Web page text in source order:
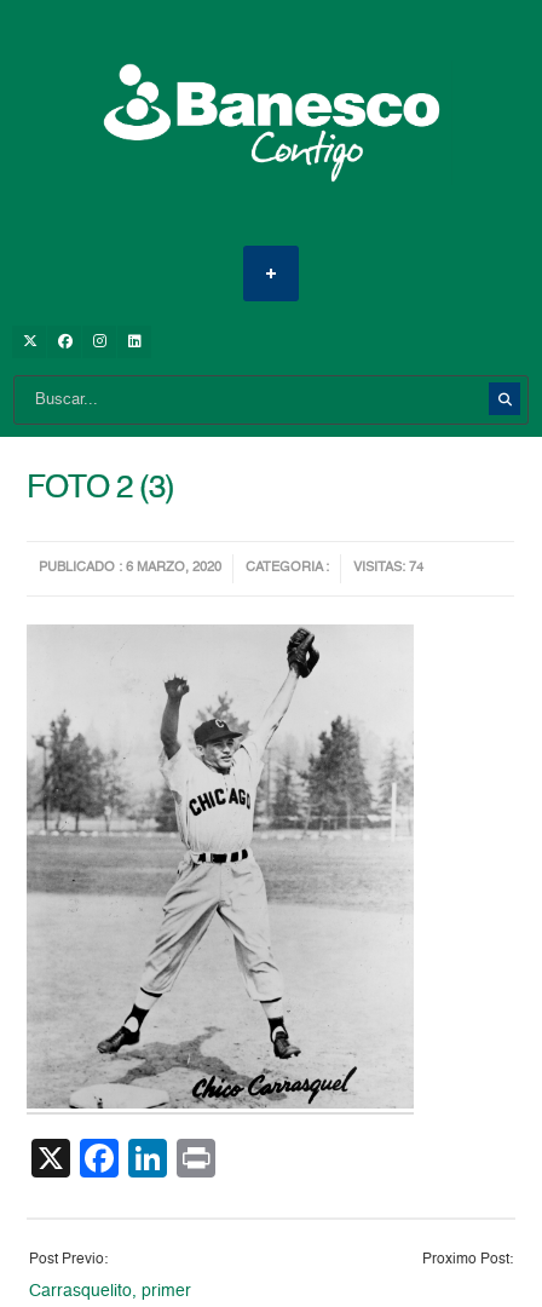
FOTO 2 (3)
PUBLICADO : 6 MARZO, 2020 CATEGORIA : VISITAS: 74
X Facebook
LinkedIn
Post Previo:
Carrasquelito, primer
Proximo Post: